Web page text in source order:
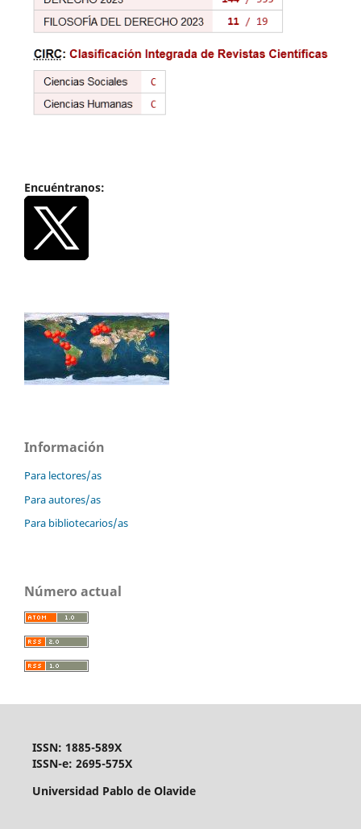
Encuéntranos:
Información
Para lectores/as
Para autores/as
Para bibliotecarios/as
Número actual
ISSN: 1885-589X
ISSN-e: 2695-575X
Universidad Pablo de Olavide